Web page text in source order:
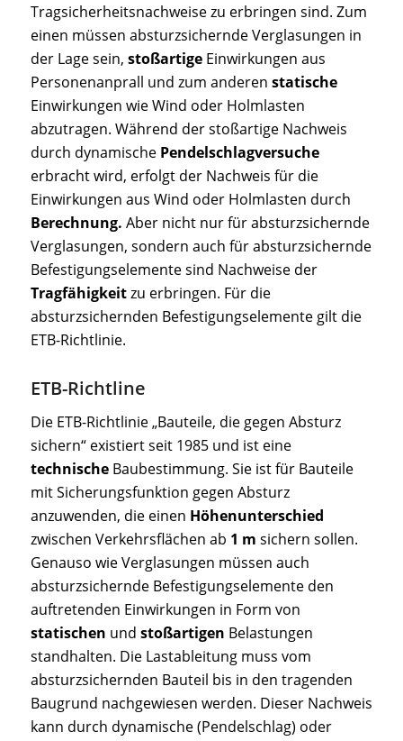
Tragsicherheitsnachweise zu erbringen sind. Zum
einen müssen absturzsichernde Verglasungen in
der Lage sein, stoßartigeEinwirkungen aus
Personenanprall und zum anderen statische
Einwirkungen wie Wind oder Holmlasten
abzutragen. Während der stoßartige Nachweis
durch dynamische Pendelschlagversuche
erbracht wird, erfolgt der Nachweis für die
Einwirkungen aus Wind oder Holmlasten durch
Berechnung. Aber nicht nur für absturzsichernde
Verglasungen, sondern auch für absturzsichernde
Befestigungselemente sind Nachweise der
Tragfähigkeitzu erbringen. Für die
absturzsichernden Befestigungselemente gilt die
ETB-Richtlinie.
ETB-Richtline
Die ETB-Richtlinie „Bauteile, die gegen Absturz
sichern“ existiert seit 1985 und ist eine
technischeBaubestimmung. Sie ist für Bauteile
mit Sicherungsfunktion gegen Absturz
anzuwenden, die einen Höhenunterschied
zwischen Verkehrsflächen ab 1 m sichern sollen.
Genauso wie Verglasungen müssen auch
absturzsichernde Befestigungselemente den
auftretenden Einwirkungen in Form von
statischen und stoßartigen Belastungen
standhalten. Die Lastableitung muss vom
absturzsichernden Bauteil bis in den tragenden
Baugrund nachgewiesen werden. Dieser Nachweis
kann durch dynamische (Pendelschlag) oder